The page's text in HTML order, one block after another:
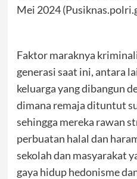
Mei 2024
Faktor maraknya
generasi saat ini, antara
keluarga yang dibangun
dimana remaja dituntut
sehingga mereka rawan
perbuatan halal dan
sekolah dan masyarakat
gaya hidup hedonisme